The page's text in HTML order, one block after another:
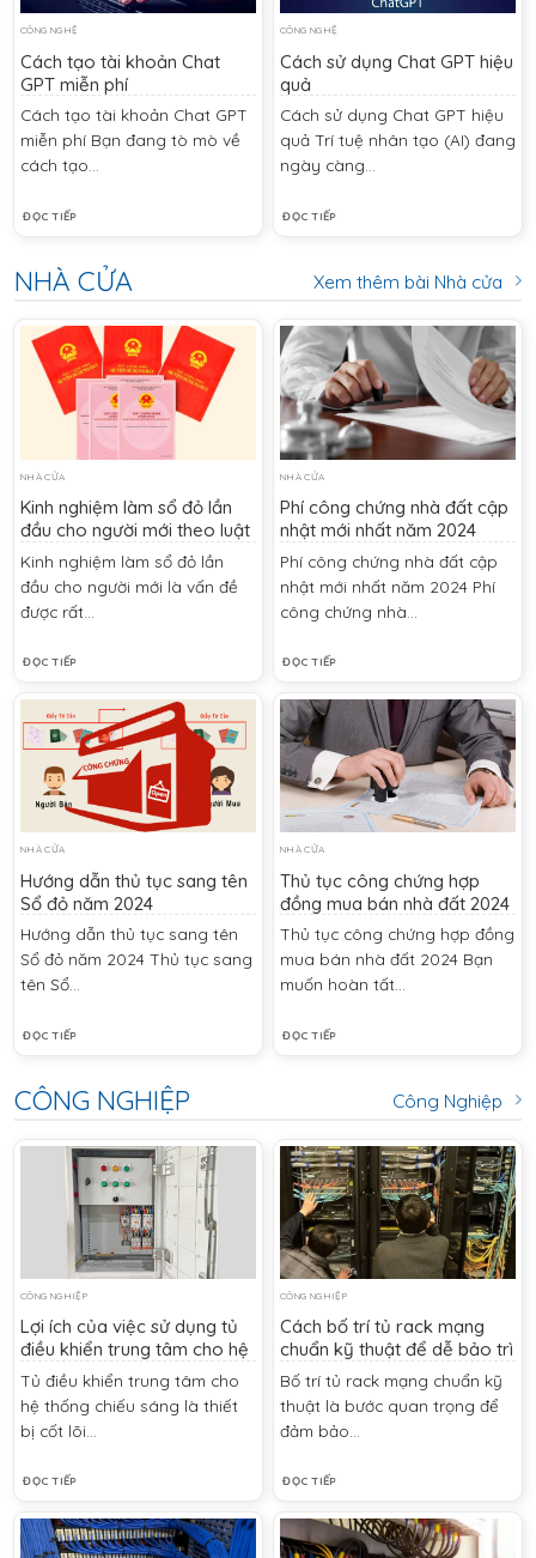
CÔNG NGHỆ
Cách tạo tài khoản Chat
GPT miễn phí
Cách tạo tài khoản Chat GPT
miễn phí Bạn đang tò mò về
cách tạo...
ĐỌC TIẾP
CÔNG NGHỆ
Cách sử dụng Chat GPT hiệu
quả
Cách sử dụng Chat GPT hiệu
quả Trí tuệ nhân tạo (AI) đang
ngày càng...
ĐỌC TIẾP
NHÀ CỬA Xem thêm bài Nhà cửa
NHÀ CỬA
Kinh nghiệm làm sổ đỏ lần
đầu cho người mới theo luật
đất đai mới
Kinh nghiệm làm sổ đỏ lần
đầu cho người mới là vấn đề
được rất...
ĐỌC TIẾP
NHÀ CỬA
Phí công chứng nhà đất cập
nhật mới nhất năm 2024
Phí công chứng nhà đất cập
nhật mới nhất năm 2024 Phí
công chứng nhà...
ĐỌC TIẾP
NHÀ CỬA
Hướng dẫn thủ tục sang tên
Sổ đỏ năm 2024
Hướng dẫn thủ tục sang tên
Sổ đỏ năm 2024 Thủ tục sang
tên Sổ...
ĐỌC TIẾP
NHÀ CỬA
Thủ tục công chứng hợp
đồng mua bán nhà đất 2024
Thủ tục công chứng hợp đồng
mua bán nhà đất 2024 Bạn
muốn hoàn tất...
ĐỌC TIẾP
CÔNG NGHIỆP Công Nghiệp
CÔNG NGHIỆP
Lợi ích của việc sử dụng tủ
điều khiển trung tâm cho hệ
thống chiếu sáng
Tủ điều khiển trung tâm cho
hệ thống chiếu sáng là thiết
bị cốt lõi...
ĐỌC TIẾP
CÔNG NGHIỆP
Cách bố trí tủ rack mạng
chuẩn kỹ thuật để dễ bảo trì
và tản nhiệt tốt
Bố trí tủ rack mạng chuẩn kỹ
thuật là bước quan trọng để
đảm bảo...
ĐỌC TIẾP